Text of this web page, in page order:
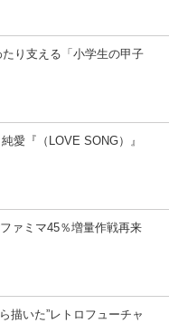
り支える「小学生の甲子
愛『（LOVE SONG）』
ァミマ45％増量作戦再来
描いた”レトロフューチャ